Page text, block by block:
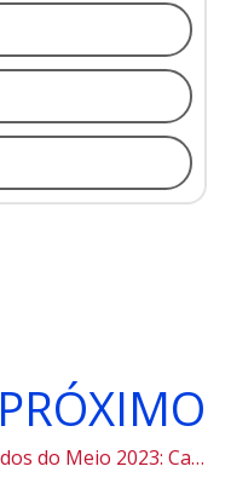
PRÓXIMO
Estudos do Meio 2023: Cananéia